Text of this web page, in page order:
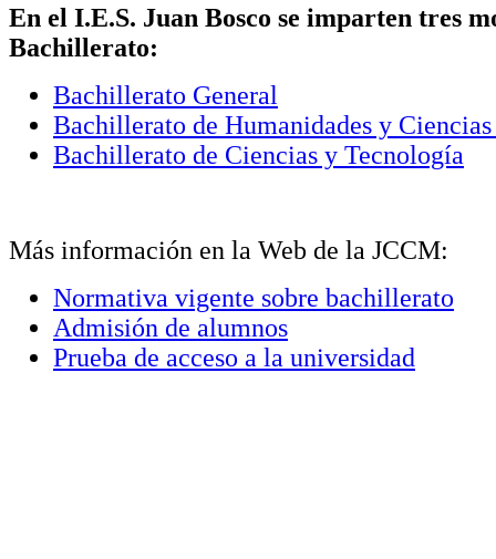
En el I.E.S. Juan Bosco se imparten tres
Bachillerato:
Bachillerato General
Bachillerato de Humanidades y
Bachillerato de Ciencias y Tecnología
Más información en la Web de la JCCM:
Normativa vigente sobre bachillerato
Admisión de alumnos
Prueba de acceso a la universidad